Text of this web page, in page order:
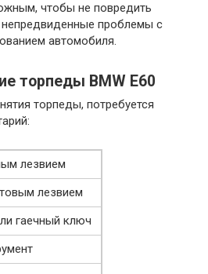
чтобы не повредить
проблемы с
автомобиля.
торпеды BMW E60
торпеды, потребуется
лезвием
лезвием
гаечный ключ